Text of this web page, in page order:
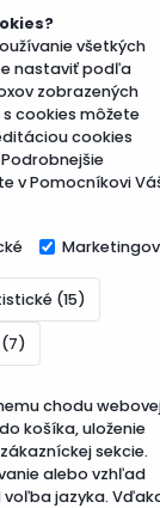
všetkých
nastaviť podľa
zobrazených
cookies môžete
cookies
v Pomocníkovi
(15)
(7)
chodu
košíka, uloženie
sekcie.
alebo vzhľad
jazyka.